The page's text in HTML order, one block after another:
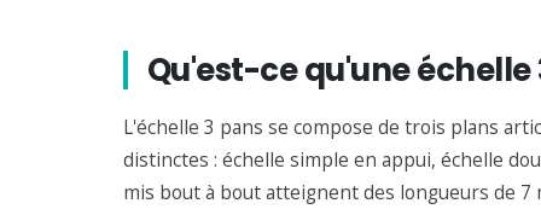
Qu'est-ce qu'une
L'échelle 3 pans se compose de trois plans
distinctes : échelle simple en appui, échelle
mis bout à bout atteignent des longueurs de